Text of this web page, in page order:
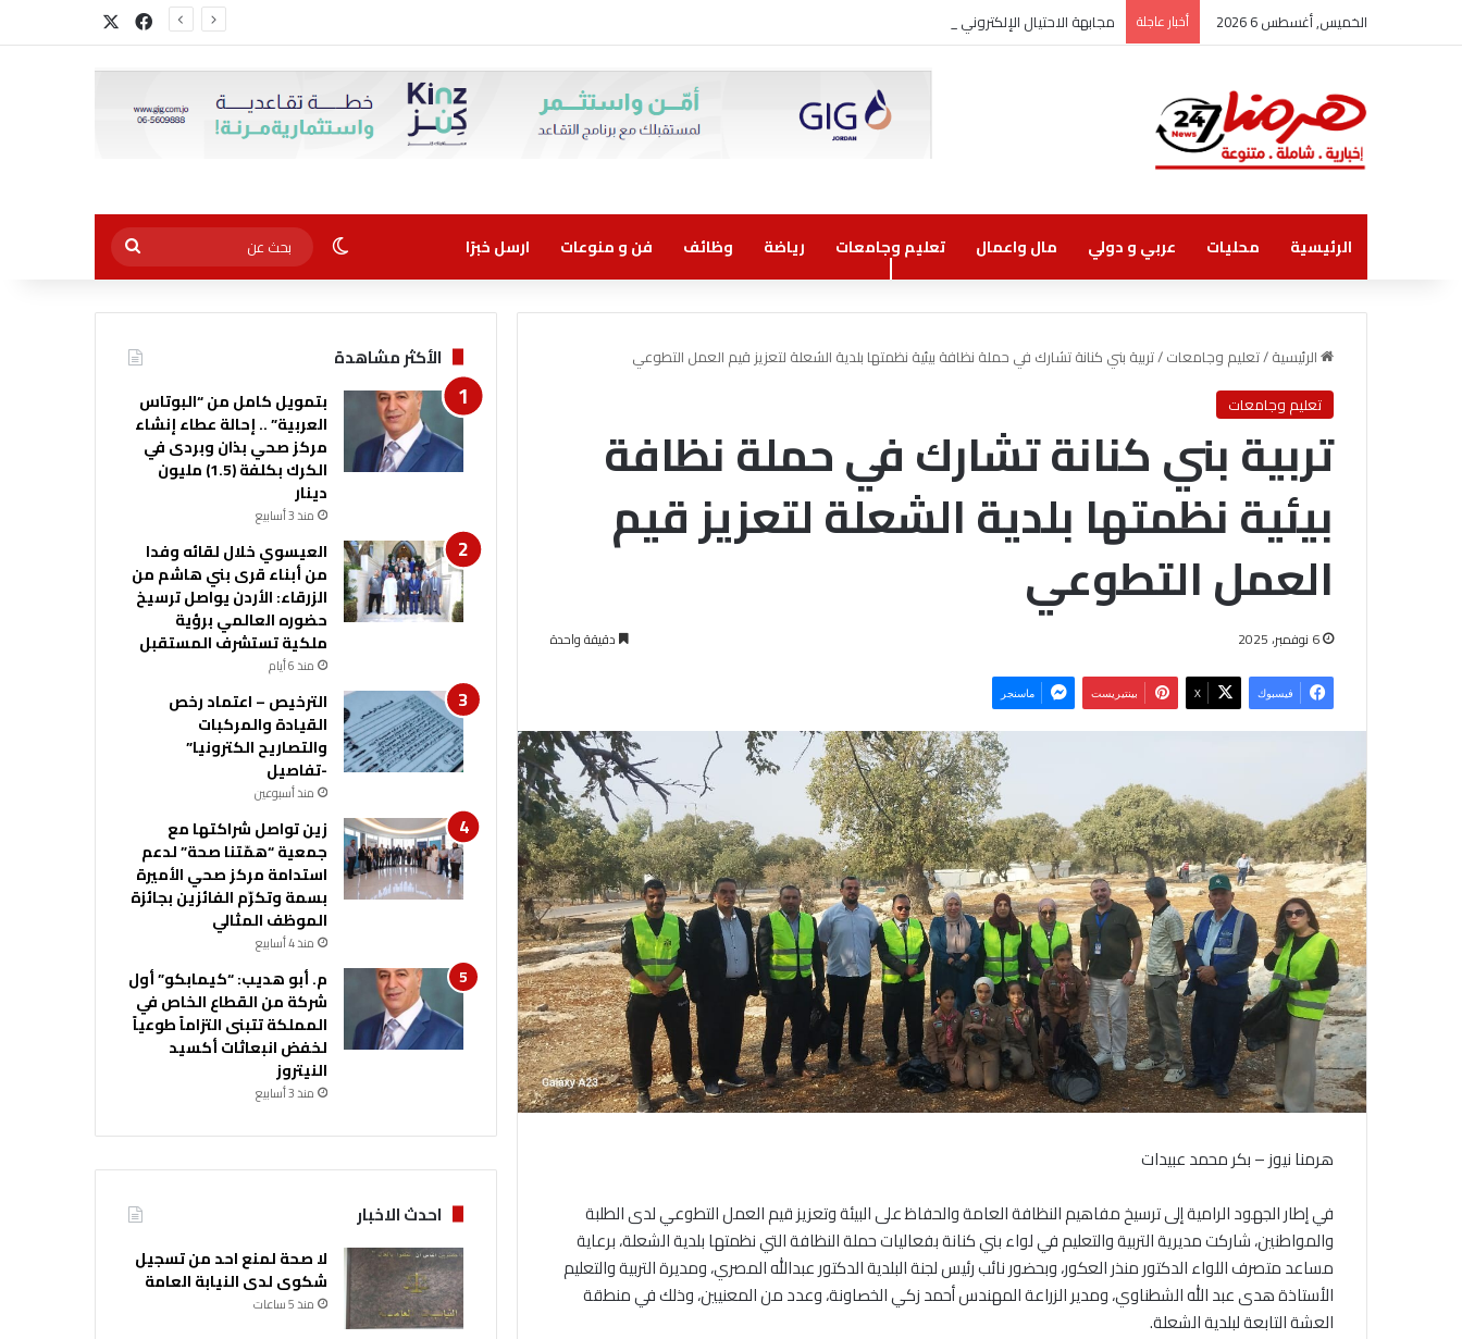
الخميس, أغسطس 6 2026 أخبار عاجلة مجابهة الاحتيال الإلكتروني مسؤولية مشتركة فيسبوك
الرئيسية محليات عربي و دولي مال واعمال تعليم وجامعات رياضة وظائف فن و منوعات ارسل خبرًا الوضع المظلم
بحث
عن
الرئيسية/تعليم وجامعات/تربية بني كنانة تشارك في حملة نظافة بيئية نظمتها بلدية الشعلة لتعزيز قيم العمل التطوعي
تعليم وجامعات
تربية بني كنانة تشارك في حملة نظافة
بيئية نظمتها بلدية الشعلة لتعزيز قيم
العمل التطوعي
6 نوفمبر، 2025 دقيقة واحدة
فيسبوك ‫X بينتيريست ماسنجر
هرمنا نيوز – بكر محمد عبيدات
في إطار الجهود الرامية إلى ترسيخ مفاهيم النظافة العامة والحفاظ على البيئة وتعزيز قيم العمل التطوعي لدى الطلبة
والمواطنين، شاركت مديرية التربية والتعليم في لواء بني كنانة بفعاليات حملة النظافة التي نظمتها بلدية الشعلة، برعاية
مساعد متصرف اللواء الدكتور منذر العكور، وبحضور نائب رئيس لجنة البلدية الدكتور عبدالله المصري، ومديرة التربية والتعليم
الأستاذة هدى عبد الله الشطناوي، ومدير الزراعة المهندس أحمد زكي الخصاونة، وعدد من المعنيين، وذلك في منطقة
العشة التابعة لبلدية الشعلة.
الأكثر مشاهدة
بتمويل كامل من “البوتاس
العربية” .. إحالة عطاء إنشاء
مركز صحي بذان وبردى في
الكرك بكلفة (1.5) مليون
دينار
منذ 3 أسابيع
العيسوي خلال لقائه وفدا
من أبناء قرى بني هاشم من
الزرقاء: الأردن يواصل ترسيخ
حضوره العالمي برؤية
ملكية تستشرف المستقبل
منذ 6 أيام
الترخيص – اعتماد رخص
القيادة والمركبات
والتصاريح الكترونيا”
-تفاصيل
منذ أسبوعين
زين تواصل شراكتها مع
جمعية “همّتنا صحة” لدعم
استدامة مركز صحي الأميرة
بسمة وتكرّم الفائزين بجائزة
الموظف المثالي
منذ 4 أسابيع
م. أبو هديب: “كيمابكو” أول
شركة من القطاع الخاص في
المملكة تتبنى التزاماً طوعياً
لخفض انبعاثات أكسيد
النيتروز
منذ 3 أسابيع
احدث الاخبار
لا صحة لمنع احد من تسجيل
شكوى لدى النيابة العامة
منذ 5 ساعات